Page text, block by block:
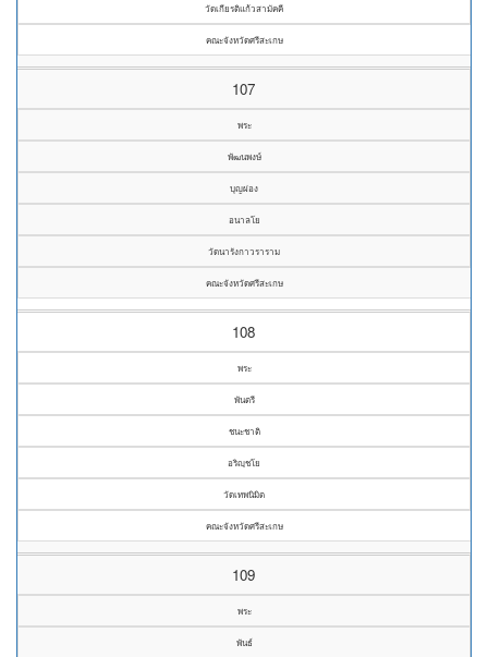
วัดเกียรติแก้วสามัคคี
คณะจังหวัดศรีสะเกษ
107
พระ
พัฒนพงษ์
บุญผ่อง
อนาลโย
วัดนารังกาวราราม
คณะจังหวัดศรีสะเกษ
108
พระ
พันตรี
ชนะชาติ
อริญฺชโย
วัดเทพนิมิต
คณะจังหวัดศรีสะเกษ
109
พระ
พันธ์